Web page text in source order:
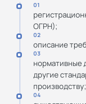
01
ОГРН);
02
описание
03
нормативные
другие
производству;
04